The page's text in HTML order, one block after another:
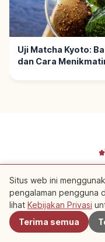
Uji Matcha Kyoto:
dan Cara
Copyright ©
Situs web ini
pengalaman pengguna
lihat Kebijakan Privasi
Terima semua